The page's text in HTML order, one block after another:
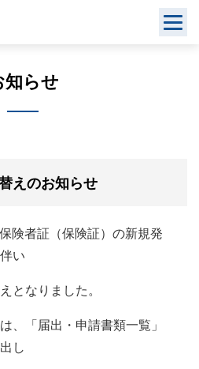
知らせ
えのお知らせ
険者証（保険証）の新規発
い
となりました。
、「届出・申請書類一覧」
し